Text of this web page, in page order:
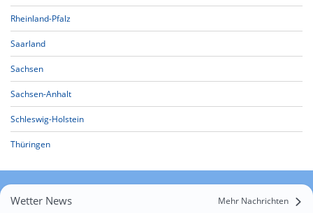
Rheinland-Pfalz
Saarland
Sachsen
Sachsen-Anhalt
Schleswig-Holstein
Thüringen
Wetter News Mehr Nachrichten